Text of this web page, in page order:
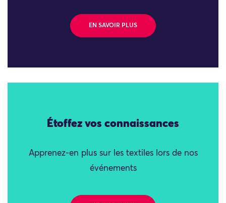
EN SAVOIR PLUS
Étoffez vos connaissances
Apprenez-en plus sur les textiles lors de nos
événements